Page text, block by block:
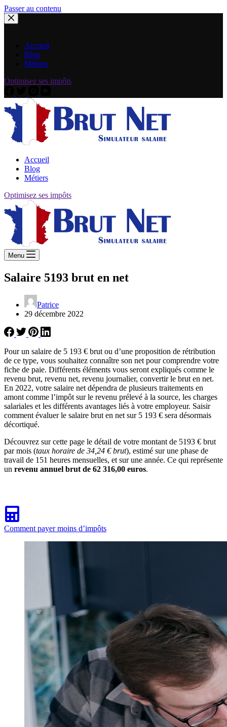
Passer au contenu
Accueil
Blog
Métiers
Optimisez ses impôts
Accueil
Blog
Métiers
Optimisez ses impôts
Menu
Salaire 5193 brut en net
Patrice
29 décembre 2022
Pour un salaire de 5 193 € brut ou d’une proposition de rétribution
de ce type, vous souhaitez connaître son net pour comprendre votre
fiche de paie. Différents éléments vous seront expliqués comme le
revenu brut, revenu net, revenu journalier, convertir le brut en net.
En 2022, votre salaire net dépendra de plusieurs traitements en
amont comme l’impôt sur le revenu prélevé à la source, les charges
salariales et les différents avantages liés à votre employeur. Saisir
comment évaluer le salaire brut en net sur 5 193 € sera désormais
décortiqué.
Découvrez sur cette page le détail de votre montant de 5193 € brut
par mois (taux horaire de 34,24 € brut), estimé sur une phase de
travail de 151 heures mensuelles, et sur une année. Ce qui représente
un revenu annuel brut de 62 316,00 euros.
Comment payer moins d’impôts